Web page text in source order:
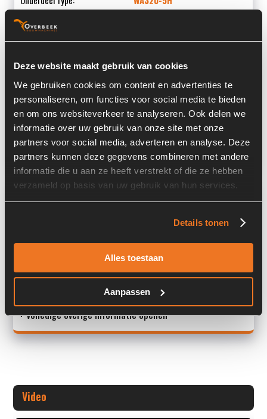
Deze website maakt gebruik van cookies
We gebruiken cookies om content en advertenties te
personaliseren, om functies voor social media te bieden
en om ons websiteverkeer te analyseren. Ook delen we
informatie over uw gebruik van onze site met onze
partners voor social media, adverteren en analyse. Deze
partners kunnen deze gegevens combineren met andere
informatie die u aan ze heeft verstrekt of die ze hebben
verzameld op basis van uw gebruik van hun services.
Details tonen
Alles toestaan
Aanpassen
Informatie
Locatie:
4C4J
Past op de volgende machines:
Komatsu WA 320 - 5H
Land:
Nederland
Overige informatie
Type 1: WA320 - 5H
S/N: -
+ Volledige overige informatie openen
Video